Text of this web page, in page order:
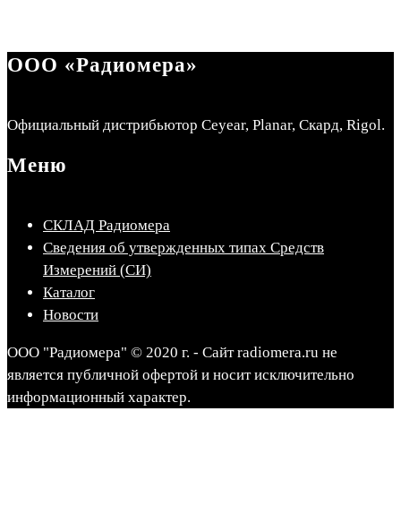
ООО «Радиомера»
Официальный дистрибьютор Ceyear, Planar, Скард, Rigol.
Меню
СКЛАД Радиомера
Сведения об утвержденных типах Средств
Измерений (СИ)
Каталог
Новости
ООО "Радиомера" © 2020 г. - Сайт radiomera.ru не
является публичной офертой и носит исключительно
информационный характер.